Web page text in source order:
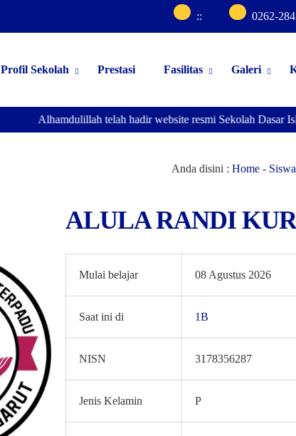
:: 0262-
Profil Sekolah Prestasi Fasilitas Galeri
Alhamdulillah telah hadir website resmi Sekolah Dasar
Anda disini : Home- Siswa
ALULA RANDI
Mulai belajar 08 Agustus 2026
Saat ini di 1B
NISN 3178356287
Jenis Kelamin P